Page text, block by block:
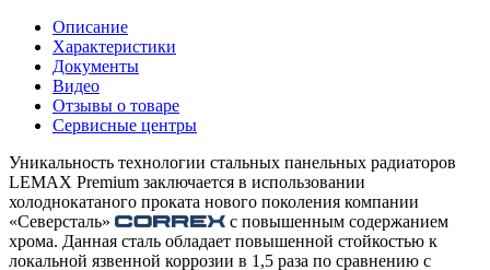
Описание
Характеристики
Документы
Видео
Отзывы о товаре
Сервисные центры
Уникальность технологии стальных панельных радиаторов
LEMAX Premium заключается в использовании
холоднокатаного проката нового поколения компании
«Северсталь»
с повышенным содержанием
хрома. Данная сталь обладает повышенной стойкостью к
локальной язвенной коррозии в 1,5 раза по сравнению с